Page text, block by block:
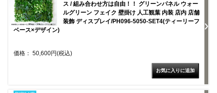
ス / 組み合わせ方は自由！！ グリーンパネル ウォー
ルグリーン フェイク 壁掛け 人工観葉 内装 店内 店舗
装飾 ディスプレイ/PH096-5050-SET4(ティーリーフ
ベース×デザイン)
価格： 50,600円(税込)